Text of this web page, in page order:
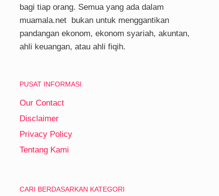
bagi tiap orang. Semua yang ada dalam
muamala.net bukan untuk menggantikan
pandangan ekonom, ekonom syariah, akuntan,
ahli keuangan, atau ahli fiqih.
PUSAT INFORMASI
Our Contact
Disclaimer
Privacy Policy
Tentang Kami
CARI BERDASARKAN KATEGORI